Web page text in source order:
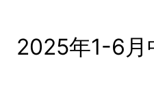
2025年1-6月